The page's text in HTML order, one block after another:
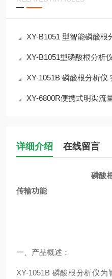
XY-B1051 型智能磷酸根分析
XY-B1051型磷酸根分析
XY-1051B 磷酸根分析仪
XY-6800R便携式明渠流量计：
详细介绍 在线留言
磷酸
传输功能
一、产品概述：
XY-1051B 磷酸根分析仪